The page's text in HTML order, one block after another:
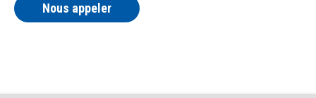
Nous appeler